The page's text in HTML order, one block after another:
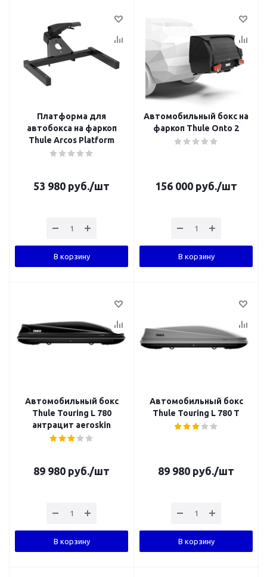
Платформа для
автобокса на фаркоп
Thule Arcos Platform
53 980 руб./шт
В корзину
Автомобильный бокс на
фаркоп Thule Onto 2
156 000 руб./шт
В корзину
Автомобильный бокс
Thule Touring L 780
антрацит aeroskin
89 980 руб./шт
В корзину
Автомобильный бокс
Thule Touring L 780 T
89 980 руб./шт
В корзину